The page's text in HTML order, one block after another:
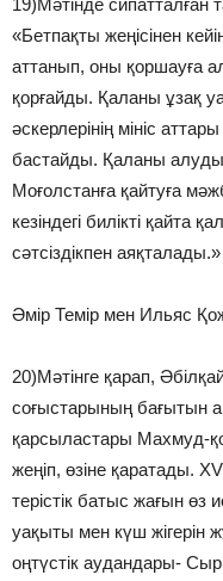
19)Мәтінде сипатталған
«Бетпақты жеңісінен
аттанып, оны қоршауға
қорғайды. Қаланы ұзақ
әскерлерінің мініс
бастайды. Қаланы алудың
Моғолстанға қайтуға
кезіндегі билікті қайта
сәтсіздікпен аяқталады.»
Әмір Темір мен Ильяс
20)Мәтінге қарап,
соғыстарының бағытын
қарсыластары Махмуд-
жеңіп, өзіне қаратады.
терістік батыс жағын өз
уақыты мен күш жігерін
оңтүстік аудандары-